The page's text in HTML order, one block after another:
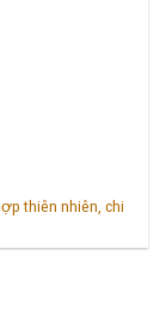
thiên nhiên, chi